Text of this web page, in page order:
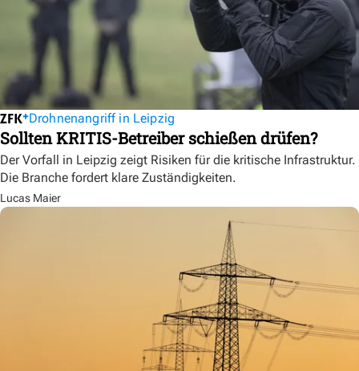
Drohnenangriff in Leipzig
Sollten KRITIS-Betreiber schießen drüfen?
Der Vorfall in Leipzig zeigt Risiken für die kritische Infrastruktur.
Die Branche fordert klare Zuständigkeiten.
Lucas Maier